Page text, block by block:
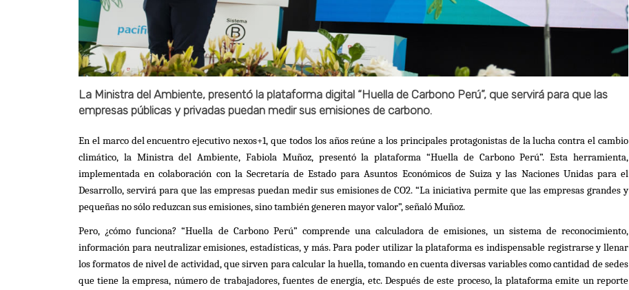
La Ministra del Ambiente, presentó la plataforma digital “Huella de Carbono Perú”, que servirá para que las
empresas públicas y privadas puedan medir sus emisiones de carbono.
En el marco del encuentro ejecutivo nexos+1, que todos los años reúne a los principales protagonistas de la lucha contra el cambio
climático, la Ministra del Ambiente, Fabiola Muñoz, presentó la plataforma “Huella de Carbono Perú”. Esta herramienta,
implementada en colaboración con la Secretaría de Estado para Asuntos Económicos de Suiza y las Naciones Unidas para el
Desarrollo, servirá para que las empresas puedan medir sus emisiones de CO2. “La iniciativa permite que las empresas grandes y
pequeñas no sólo reduzcan sus emisiones, sino también generen mayor valor”, señaló Muñoz.
Pero, ¿cómo funciona? “Huella de Carbono Perú” comprende una calculadora de emisiones, un sistema de reconocimiento,
información para neutralizar emisiones, estadísticas, y más. Para poder utilizar la plataforma es indispensable registrarse y llenar
los formatos de nivel de actividad, que sirven para calcular la huella, tomando en cuenta diversas variables como cantidad de sedes
que tiene la empresa, número de trabajadores, fuentes de energía, etc. Después de este proceso, la plataforma emite un reporte